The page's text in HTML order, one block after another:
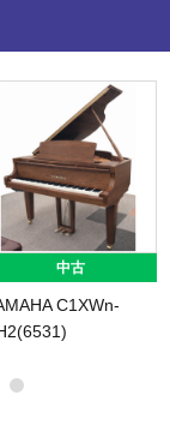
中古
C1XWn-